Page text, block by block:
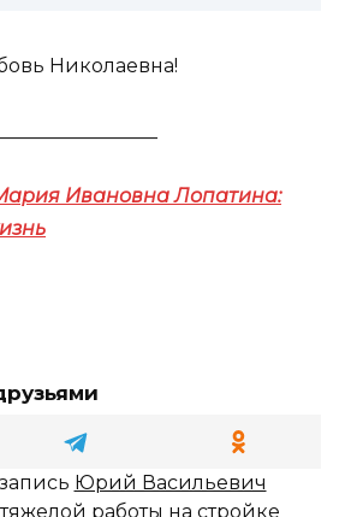
Николаевна!
Ивановна Лопатина:
Юрий Васильевич
работы на стройке